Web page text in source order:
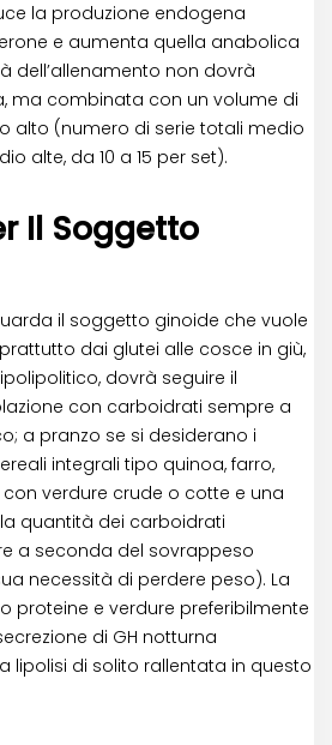
la produzione endogena
e aumenta quella anabolica
dell’allenamento non dovrà
ma combinata con un volume di
alto (numero di serie totali medio
alte, da 10 a 15 per set).
Il Soggetto
il soggetto ginoide che vuole
dai glutei alle cosce in giù,
dovrà seguire il
con carboidrati sempre a
a pranzo se si desiderano i
integrali tipo quinoa, farro,
con verdure crude o cotte e una
quantità dei carboidrati
a seconda del sovrappeso
necessità di perdere peso). La
proteine e verdure preferibilmente
di GH notturna
lipolisi di solito rallentata in questo